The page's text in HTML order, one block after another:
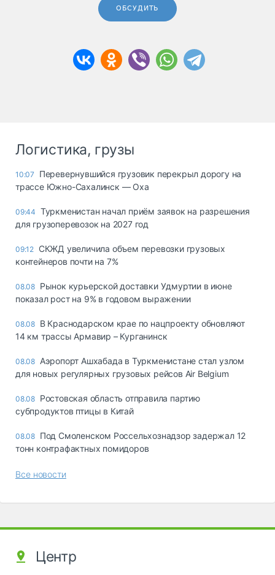
ОБСУДИТЬ
Логистика, грузы
10:07
Перевернувшийся грузовик перекрыл дорогу на
трассе Южно-Сахалинск — Оха
09:44 Туркменистан начал приём заявок на разрешения
для грузоперевозок на 2027 год
09:12 СКЖД увеличила объем перевозки грузовых
контейнеров почти на 7%
08.08 Рынок курьерской доставки Удмуртии в июне
показал рост на 9% в годовом выражении
08.08 В Краснодарском крае по нацпроекту обновляют
14 км трассы Армавир – Курганинск
08.08 Аэропорт Ашхабада в Туркменистане стал узлом
для новых регулярных грузовых рейсов Air Belgium
08.08 Ростовская область отправила партию
субпродуктов птицы в Китай
08.08 Под Смоленском Россельхознадзор задержал 12
тонн контрафактных помидоров
Все новости
Центр